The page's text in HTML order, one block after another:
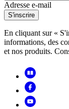
Adresse e-mail
S'inscrire
En cliquant sur «
informations, des
et nos produits.